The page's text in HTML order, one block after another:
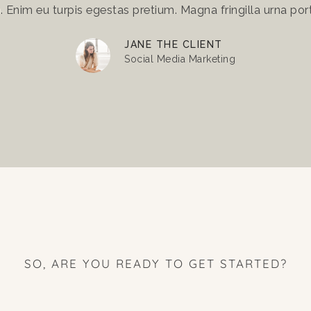
eu turpis egestas pretium. Magna fringilla urna
JANE THE CLIENT
Social Media Marketing
SO, ARE YOU READY TO GET STARTED?